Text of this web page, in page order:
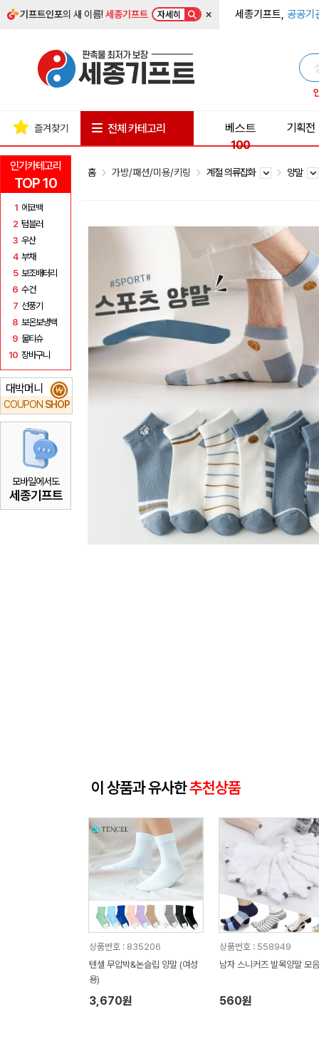
기프트인포의 새 이름!세종기프트 자세히 × 세종기프트, 공공기
인기카테고리
TOP 10
1 에코백
2 텀블러
3 우산
4 부채
5 보조배터리
6 수건
7 선풍기
8 보온보냉백
9 물티슈
10 장바구니
대박머니
COUPON SHOP
₩
모바일에서도
세종기프트
즐겨찾기 전체 카테고리
베스트
100
기획전
홈 가방/패션/미용/키링 계절 의류잡화 양말
이 상품과 유사한추천상품
상품번호 : 835206
텐셀 무압박&논슬립 양말 (여성
용)
3,670원
상품번호 : 558949
남자 스니커즈 발목양말 모음
560원